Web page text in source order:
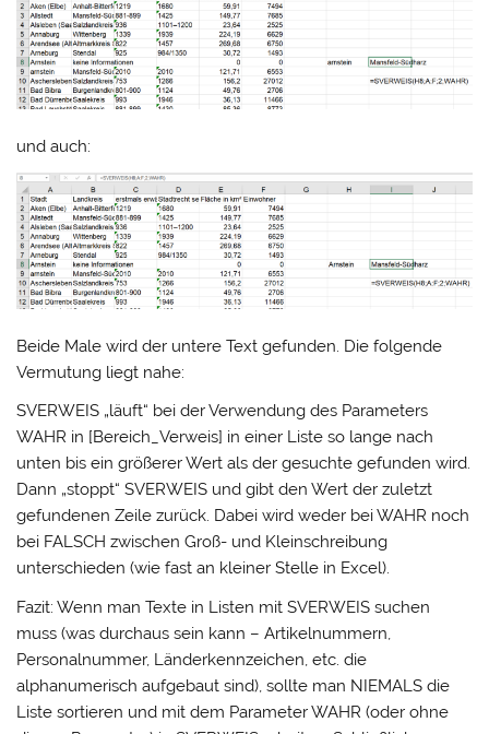
und auch:
Beide Male wird der untere Text gefunden. Die folgende
Vermutung liegt nahe:
SVERWEIS „läuft“ bei der Verwendung des Parameters
WAHR in [Bereich_Verweis] in einer Liste so lange nach
unten bis ein größerer Wert als der gesuchte gefunden wird.
Dann „stoppt“ SVERWEIS und gibt den Wert der zuletzt
gefundenen Zeile zurück. Dabei wird weder bei WAHR noch
bei FALSCH zwischen Groß- und Kleinschreibung
unterschieden (wie fast an kleiner Stelle in Excel).
Fazit: Wenn man Texte in Listen mit SVERWEIS suchen
muss (was durchaus sein kann – Artikelnummern,
Personalnummer, Länderkennzeichen, etc. die
alphanumerisch aufgebaut sind), sollte man NIEMALS die
Liste sortieren und mit dem Parameter WAHR (oder ohne